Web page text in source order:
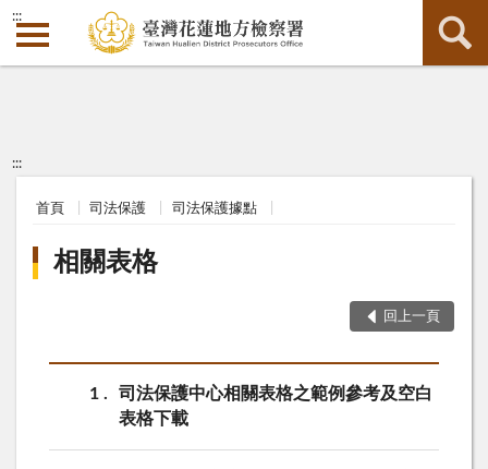
:::
:::
首頁 司法保護 司法保護據點
相關表格
回上一頁
1
司法保護中心相關表格之範例參考及空白
表格下載